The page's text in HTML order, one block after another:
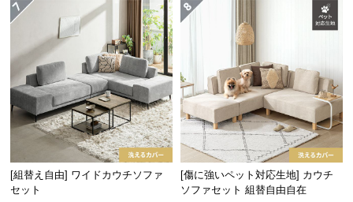
ロ
グ
情
報
[組替え自由] ワイドカウチソファ
セット
[傷に強いペット対応生地] カウチ
ソファセット 組替自由自在